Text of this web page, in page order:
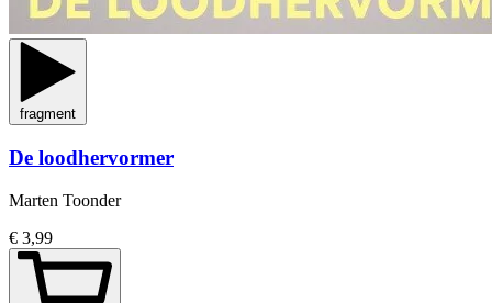
fragment
De loodhervormer
Marten Toonder
€ 3,99